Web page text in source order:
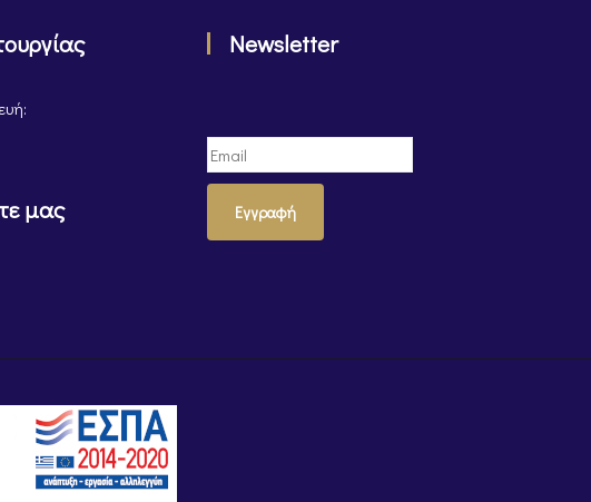
μας
Newsletter
Εγγραφή